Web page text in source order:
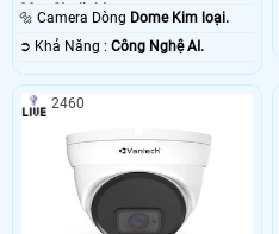
30m Starlight.
🔩 Camera Dòng Dome Kim loại.
️➲ Khả Năng : Công Nghệ AI.
2460